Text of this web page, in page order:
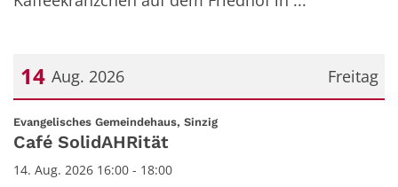
Freitag
14 Aug. 2026
Datum: 14. August 2026
Evangelisches Gemeindehaus, Sinzig:
Café SolidAHRität
14. Aug. 2026 16:00 - 18:00